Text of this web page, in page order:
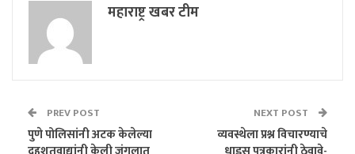
महाराष्ट्र खबर टीम
PREV POST
पुणे पोलिसांनी अटक केलेल्या
NEXT POST
व्यवस्थेला प्रश्न विचारण्याचे